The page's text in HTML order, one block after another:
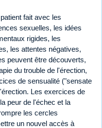
fait avec les
sexuelles, les idées
rigides, les
les attentes négatives,
peuvent être découverts,
du trouble de l'érection,
de sensualité ("sensate
Les exercices de
peur de l'échec et la
les cercles
un nouvel accès à